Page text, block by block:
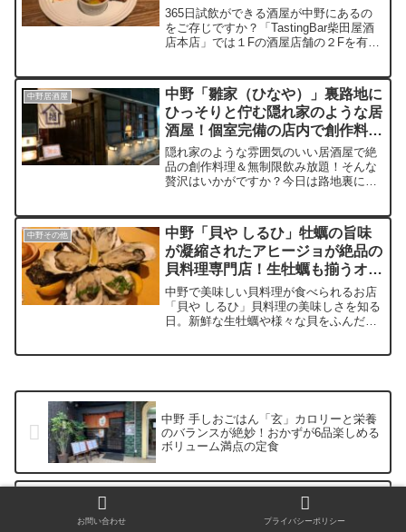
ー！
365日試飲ができる酒屋が中野にあるの
をご存じですか？「TastingBar柴田屋酒
店本店」では１Fの酒屋店舗の２Fを有効
ことながら発酵料理というこだわり満載
の料理の数々は改めてビジネスモデルの
大切さを知らしめてくれる人気店です。
中野居酒屋
中野「雛家（ひなや）」裏路地に
ひっそりと佇む隠れ家のような居
酒屋！個室完備の店内で創作料理
と飲み放題
隠れ家のような雰囲気のいい居酒屋で絶
品の創作料理＆無制限飲み放題！そんな
贅沢はいかがですか？今日は路地裏にひ
造りの店内は、とてもいい雰囲気。飲み
会はもちろんデートでも使えるお店で
す。そんな雛家でまさかの無制限のみ放
題！料理も美味いから酒も進みます！
中野その他
中野「貝や しるひ」牡蠣の旨味
が凝縮されたアヒージョが絶品の
貝料理専門店！生牡蠣も揃うオイ
スターバー！
中野で美味しい貝料理が食べられるお店
「貝や しるひ」貝料理の美味しさを知る
日。新鮮な生牡蠣や様々な貝をふんだん
片手に至福のひと時をお過ごしくださ
中野 手しおごはん「玄」カロリーと栄養
のバランスが絶妙！おかずが6品楽しめる
ボリューム満点の定食
中野「青葉」東京に住むラーメン愛好家
の聖地！食べ方は特徴的なスープにゆず
お問い合わせ プライバシーポリシー